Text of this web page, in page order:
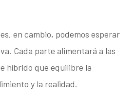
en cambio, podemos esperar
Cada parte alimentará a las
híbrido que equilibre la
y la realidad.